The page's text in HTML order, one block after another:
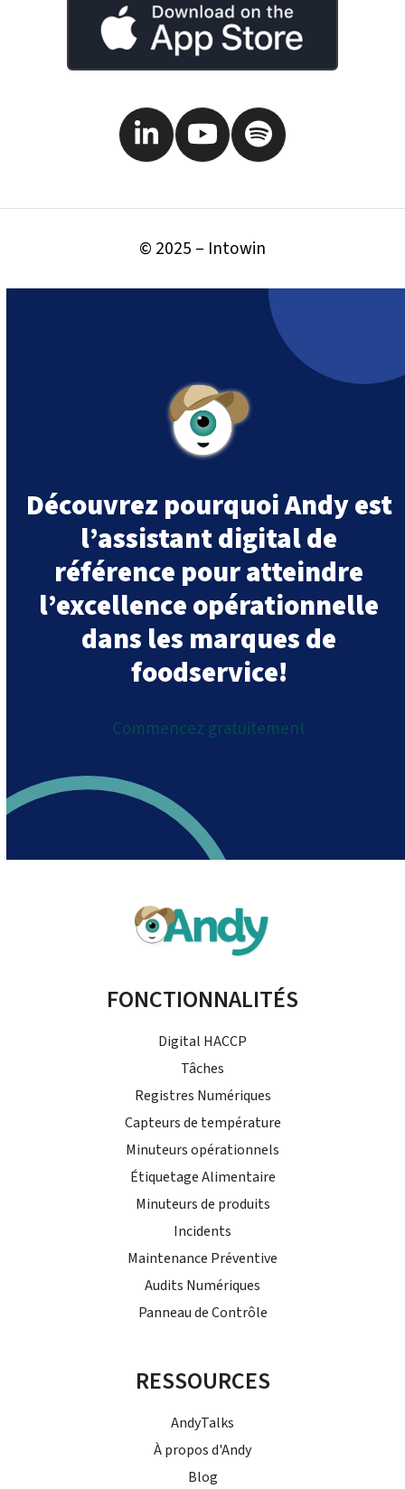
LinkedInYouTubeSpotify
© 2025 – Intowin
Découvrez pourquoi Andy est
l’assistant digital de
référence pour atteindre
l’excellence opérationnelle
dans les marques de
foodservice!
Commencez gratuitement
FONCTIONNALITÉS
Digital HACCP
Tâches
Registres Numériques
Capteurs de température
Minuteurs opérationnels
Étiquetage Alimentaire
Minuteurs de produits
Incidents
Maintenance Préventive
Audits Numériques
Panneau de Contrôle
RESSOURCES
AndyTalks
À propos d'Andy
Blog